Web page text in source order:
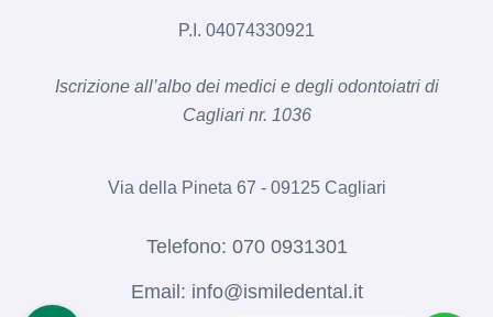
P.I. 04074330921
Iscrizione all’albo dei medici e degli odontoiatri di
Cagliari nr. 1036​
Via della Pineta 67 - 09125 Cagliari
Telefono: 070 0931301
Email: info@ismiledental.it